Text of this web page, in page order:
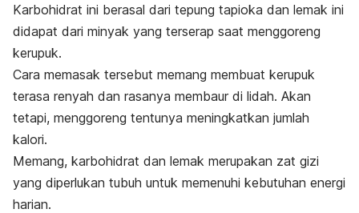
Karbohidrat ini berasal dari tepung tapioka dan lemak ini
didapat dari minyak yang terserap saat menggoreng
kerupuk.
Cara memasak tersebut memang membuat kerupuk
terasa renyah dan rasanya membaur di lidah. Akan
tetapi, menggoreng tentunya meningkatkan jumlah
kalori.
Memang, karbohidrat dan lemak merupakan zat gizi
yang diperlukan tubuh untuk memenuhi kebutuhan energi
harian.